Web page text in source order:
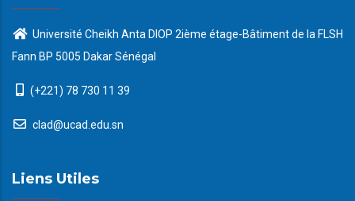
Université Cheikh Anta DIOP 2ième étage-Bâtiment de la FLSH
Fann BP 5005 Dakar Sénégal
(+221) 78 730 11 39
clad@ucad.edu.sn
Liens Utiles